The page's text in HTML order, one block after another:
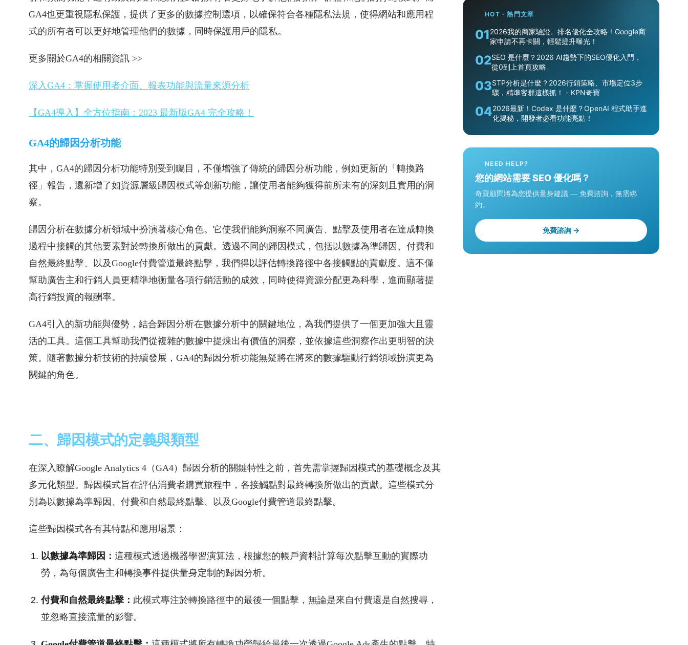
GA4也更重視隱私保護，提供了更多的數據控制選項，以確保符合各種隱私法規，使得網站和應用程
式的所有者可以更好地管理他們的數據，同時保護用戶的隱私。
更多關於GA4的相關資訊 >>
深入GA4：掌握使用者介面、報表功能與流量來源分析
【GA4導入】全方位指南：2023 最新版GA4 完全攻略！
GA4的歸因分析功能
其中，GA4的歸因分析功能特別受到矚目，不僅增強了傳統的歸因分析功能，例如更新的「轉換路
徑」報告，還新增了如資源層級歸因模式等創新功能，讓使用者能夠獲得前所未有的深刻且實用的洞
察。
歸因分析在數據分析領域中扮演著核心角色。它使我們能夠洞察不同廣告、點擊及使用者在達成轉換
過程中接觸的其他要素對於轉換所做出的貢獻。透過不同的歸因模式，包括以數據為準歸因、付費和
自然最終點擊、以及Google付費管道最終點擊，我們得以評估轉換路徑中各接觸點的貢獻度。這不僅
幫助廣告主和行銷人員更精準地衡量各項行銷活動的成效，同時使得資源分配更為科學，進而顯著提
高行銷投資的報酬率。
GA4引入的新功能與優勢，結合歸因分析在數據分析中的關鍵地位，為我們提供了一個更加強大且靈
活的工具。這個工具幫助我們從複雜的數據中提煉出有價值的洞察，並依據這些洞察作出更明智的決
策。隨著數據分析技術的持續發展，GA4的歸因分析功能無疑將在將來的數據驅動行銷領域扮演更為
關鍵的角色。
二、歸因模式的定義與類型
在深入瞭解Google Analytics 4（GA4）歸因分析的關鍵特性之前，首先需掌握歸因模式的基礎概念及其
多元化類型。歸因模式旨在評估消費者購買旅程中，各接觸點對最終轉換所做出的貢獻。這些模式分
別為以數據為準歸因、付費和自然最終點擊、以及Google付費管道最終點擊。
這些歸因模式各有其特點和應用場景：
以數據為準歸因： 這種模式透過機器學習演算法，根據您的帳戶資料計算每次點擊互動的實際功
勞，為每個廣告主和轉換事件提供量身定制的歸因分析。
付費和自然最終點擊： 此模式專注於轉換路徑中的最後一個點擊，無論是來自付費還是自然搜尋，
並忽略直接流量的影響。
HOT · 熱門文章
012026我的商家驗證、排名優化全攻略！Google商
家申請不再卡關，輕鬆提升曝光！
02SEO 是什麼？2026 AI趨勢下的SEO優化入門，
從0到上首頁攻略
03STP分析是什麼？2026行銷策略、市場定位3步
驟，精準客群這樣抓！ - KPN奇寶
042026最新！Codex 是什麼？OpenAI 程式助手進
化揭秘，開發者必看功能亮點！
NEED HELP?
您的網站需要 SEO 優化嗎？
奇寶顧問將為您提供量身建議 — 免費諮詢，無需綁
約。
免費諮詢 →